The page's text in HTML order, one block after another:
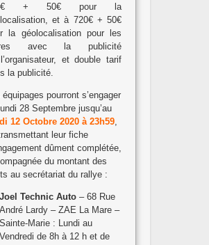
+ 50€ pour la
et à 720€ + 50€
la géolocalisation pour les
avec la publicité
et double tarif
la publicité.
équipages pourront s’engager
28 Septembre jusqu’au
12 Octobre 2020 à 23h59,
leur fiche
dûment complétée,
du montant des
au secrétariat du rallye :
Joel Technic Auto – 68 Rue
André Lardy – ZAE La Mare –
Sainte-Marie : Lundi au
Vendredi de 8h à 12 h et de